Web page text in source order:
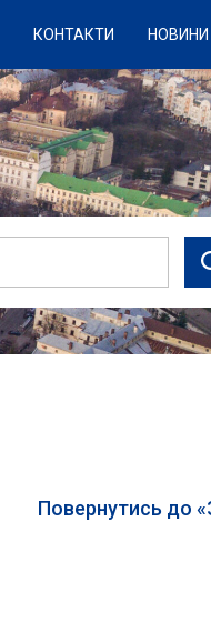
КОНТАКТИ НОВИНИ
Повернутись до